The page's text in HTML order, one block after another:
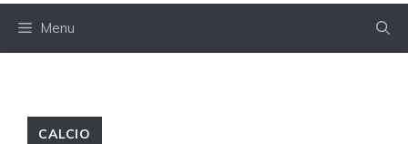
Menu
CALCIO